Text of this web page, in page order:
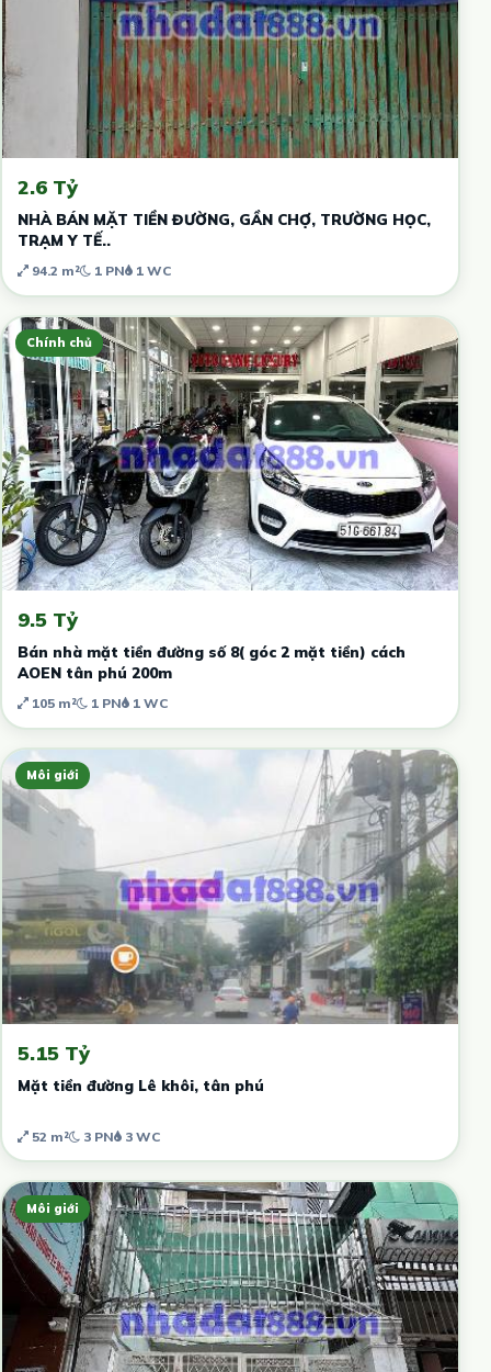
2.6 Tỷ
NHÀ BÁN MẶT TIỀN ĐƯỜNG, GẦN CHỢ, TRƯỜNG HỌC,
TRẠM Y TẾ..
94.2 m² 1 PN 1 WC
Chính chủ
9.5 Tỷ
Bán nhà mặt tiền đường số 8( góc 2 mặt tiền) cách
AOEN tân phú 200m
105 m² 1 PN 1 WC
Môi giới
5.15 Tỷ
Mặt tiền đường Lê khôi, tân phú
52 m² 3 PN 3 WC
Môi giới